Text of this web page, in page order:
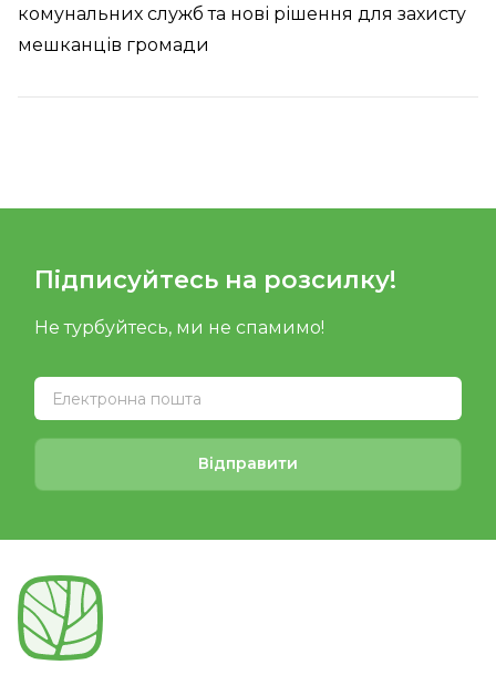
комунальних служб та нові рішення для захисту
мешканців громади
Підписуйтесь на розсилку!
Не турбуйтесь, ми не спамимо!
Відправити